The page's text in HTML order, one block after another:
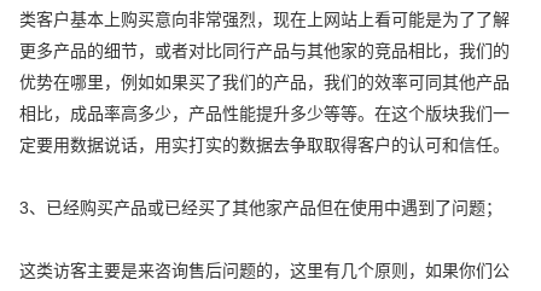
类客户基本上购买意向非常强烈，现在上网站上看可能是为了了解
更多产品的细节，或者对比同行产品与其他家的竞品相比，我们的
优势在哪里，例如如果买了我们的产品，我们的效率可同其他产品
相比，成品率高多少，产品性能提升多少等等。在这个版块我们一
定要用数据说话，用实打实的数据去争取取得客户的认可和信任。
3、已经购买产品或已经买了其他家产品但在使用中遇到了问题；
这类访客主要是来咨询售后问题的，这里有几个原则，如果你们公